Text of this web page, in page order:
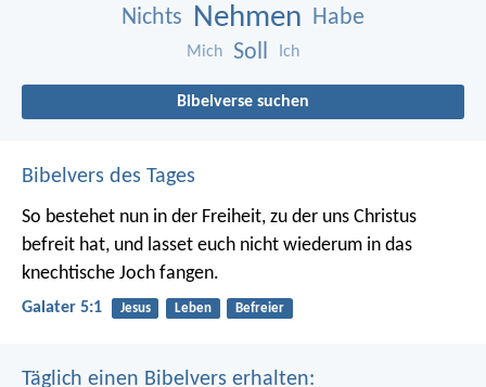
Nichts Nehmen Habe
Mich Soll Ich
Bibelverse suchen
Bibelvers des Tages
So bestehet nun in der Freiheit, zu der uns Christus
befreit hat, und lasset euch nicht wiederum in das
knechtische Joch fangen.
Galater 5:1 Jesus Leben Befreier
Täglich einen Bibelvers erhalten: